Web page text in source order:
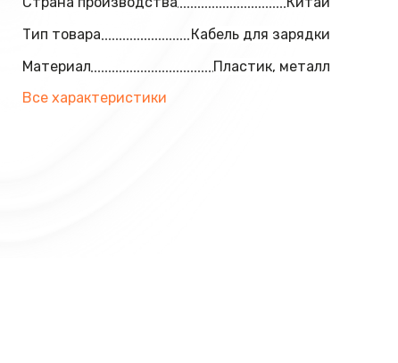
Тип товара
Кабель для зарядки
Материал
Пластик, металл
Все характеристики